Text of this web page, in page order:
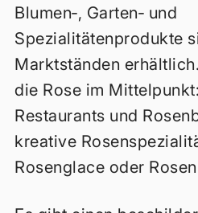
Blumen‑, Garten‑ und
Spezialitätenprodukte
Marktständen
die Rose im
Restaurants und
kreative
Rosenglace oder